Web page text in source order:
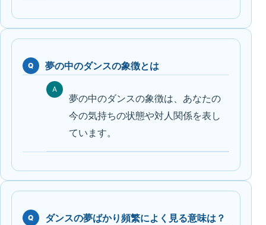
Q 夢の中のダンスの象徴とは
A
夢の中のダンスの象徴は、あなたの
今の気持ちの状態や対人関係を表し
ています。
Q ダンスの夢ばかり頻繁によく見る意味は？